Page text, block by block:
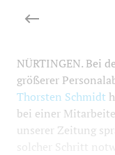
NÜRTINGEN. Bei
größerer
Thorsten Schmidt
bei einer
unserer Zeitung
solcher Schritt